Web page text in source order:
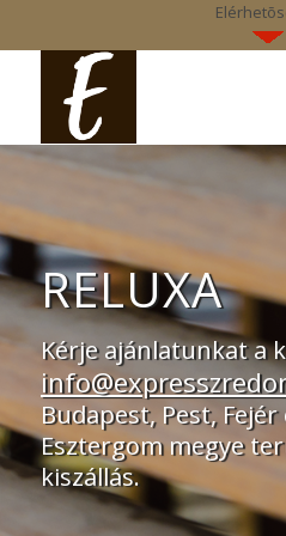
RELUXA
Kérje ajánlatunkat a
Budapest, Pest,
Esztergom megye
kiszállás.